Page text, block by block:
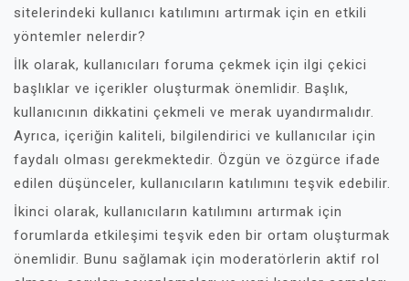
sitelerindeki kullanıcı katılımını artırmak için en etkili
yöntemler nelerdir?
İlk olarak, kullanıcıları foruma çekmek için ilgi çekici
başlıklar ve içerikler oluşturmak önemlidir. Başlık,
kullanıcının dikkatini çekmeli ve merak uyandırmalıdır.
Ayrıca, içeriğin kaliteli, bilgilendirici ve kullanıcılar için
faydalı olması gerekmektedir. Özgün ve özgürce ifade
edilen düşünceler, kullanıcıların katılımını teşvik edebilir.
İkinci olarak, kullanıcıların katılımını artırmak için
forumlarda etkileşimi teşvik eden bir ortam oluşturmak
önemlidir. Bunu sağlamak için moderatörlerin aktif rol